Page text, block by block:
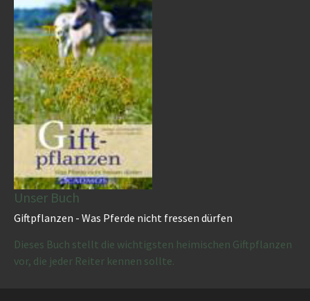
Unser Buch
Giftpflanzen - Was Pferde nicht fressen dürfen
Dieses Buch stellt die wichtigsten heimischen Giftpflanzen
vor, die jeder Reiter kennen sollte.